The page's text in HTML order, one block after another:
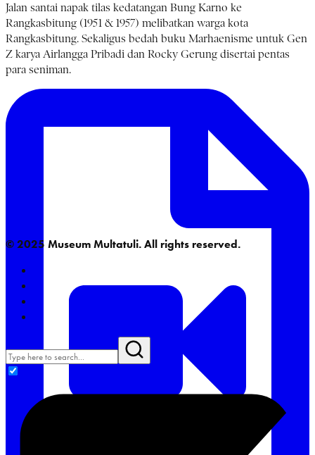
Jalan santai napak tilas kedatangan Bung Karno ke
Rangkasbitung (1951 & 1957) melibatkan warga kota
Rangkasbitung. Sekaligus bedah buku Marhaenisme untuk Gen
Z karya Airlangga Pribadi dan Rocky Gerung disertai pentas
para seniman.
© 2025 Museum Multatuli. All rights reserved.